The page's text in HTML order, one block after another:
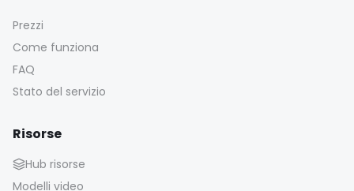
Prezzi
Come funziona
FAQ
Stato del servizio
Risorse
Hub risorse
Modelli video